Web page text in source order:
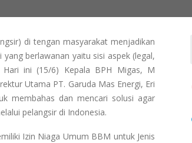
di tengan masyarakat menjadikan
berlawanan yaitu sisi aspek (legal,
ini (15/6) Kepala BPH Migas, M
Utama PT. Garuda Mas Energi, Eri
membahas dan mencari solusi agar
pelangsir di Indonesia.
Izin Niaga Umum BBM untuk Jenis